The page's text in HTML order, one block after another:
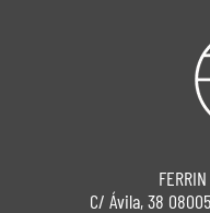
C/ Ávila, 38